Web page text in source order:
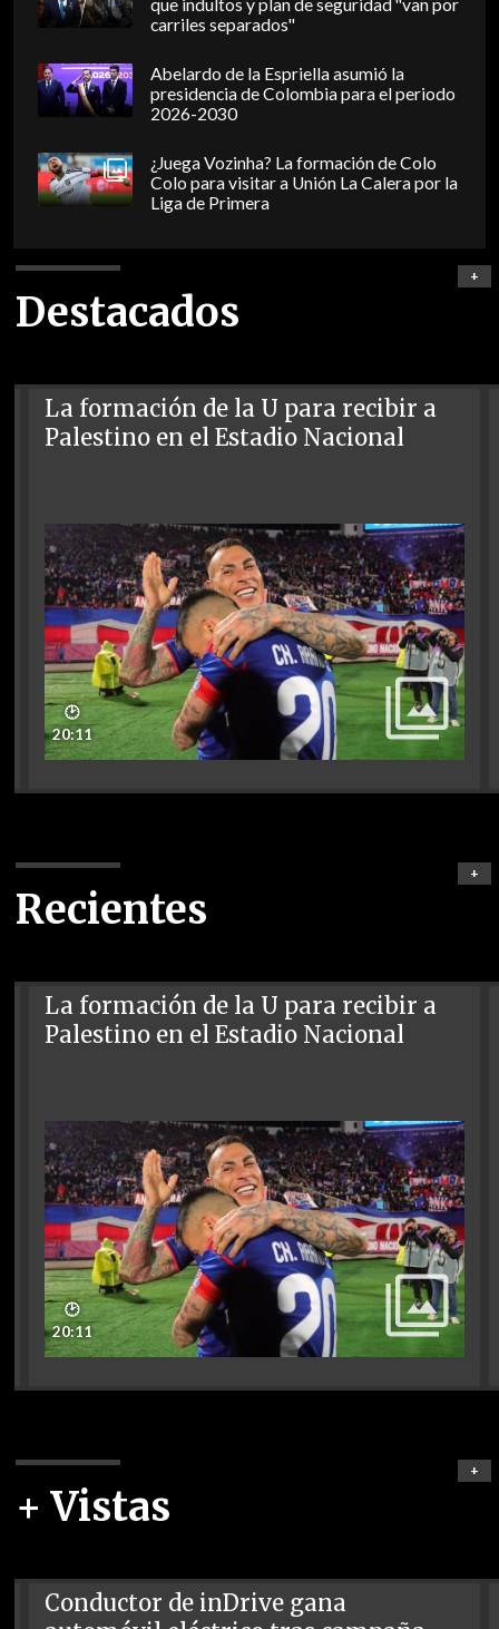
que indultos y plan de seguridad "van por
carriles separados"
Abelardo de la Espriella asumió la
presidencia de Colombia para el periodo
2026-2030
¿Juega Vozinha? La formación de Colo
Colo para visitar a Unión La Calera por la
Liga de Primera
Destacados
+
La formación de la U para recibir a
Palestino en el Estadio Nacional
🕑
20:11
Recientes
+
La formación de la U para recibir a
Palestino en el Estadio Nacional
🕑
20:11
+ Vistas
+
Conductor de inDrive gana